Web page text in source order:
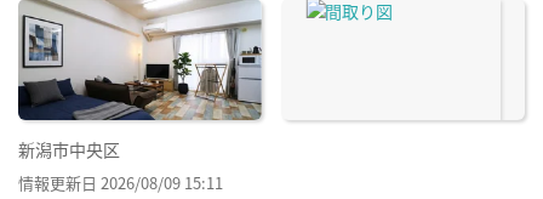
に入
新潟市中央区
情報更新日 2026/08/09 15:11